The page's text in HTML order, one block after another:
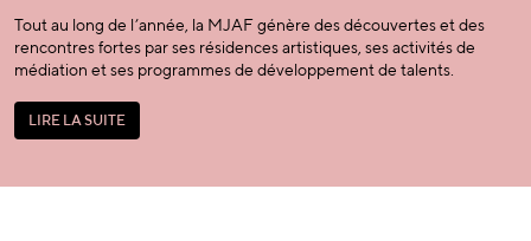
Tout au long de l’année, la MJAF génère des découvertes et des
rencontres fortes par ses résidences artistiques, ses activités de
médiation et ses programmes de développement de talents.
L RE LASU
E
LIRELASUITE